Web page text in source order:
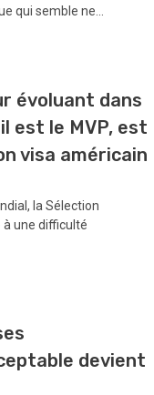
qui semble ne...
évoluant dans
est le MVP, est
visa américain
la Sélection
une difficulté
devient